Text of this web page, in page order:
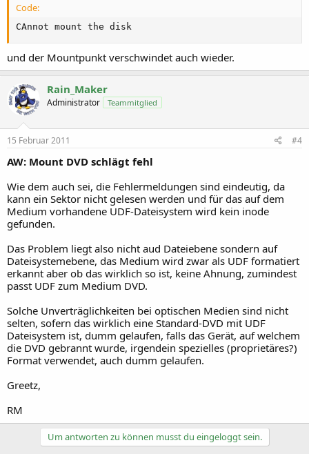
Code:
CAnnot mount the disk
und der Mountpunkt verschwindet auch wieder.
Rain_Maker
Administrator Teammitglied
15 Februar 2011 #4
AW: Mount DVD schlägt fehl
Wie dem auch sei, die Fehlermeldungen sind eindeutig, da
kann ein Sektor nicht gelesen werden und für das auf dem
Medium vorhandene UDF-Dateisystem wird kein inode
gefunden.
Das Problem liegt also nicht aud Dateiebene sondern auf
Dateisystemebene, das Medium wird zwar als UDF formatiert
erkannt aber ob das wirklich so ist, keine Ahnung, zumindest
passt UDF zum Medium DVD.
Solche Unverträglichkeiten bei optischen Medien sind nicht
selten, sofern das wirklich eine Standard-DVD mit UDF
Dateisystem ist, dumm gelaufen, falls das Gerät, auf welchem
die DVD gebrannt wurde, irgendein spezielles (proprietäres?)
Format verwendet, auch dumm gelaufen.
Greetz,
RM
Um antworten zu können musst du eingeloggt sein.